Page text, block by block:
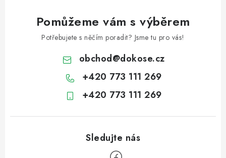
Pomůžeme vám s výběrem
Potřebujete s něčím poradit? Jsme tu pro vás!
obchod@dokose.cz
+420 773 111 269
+420 773 111 269